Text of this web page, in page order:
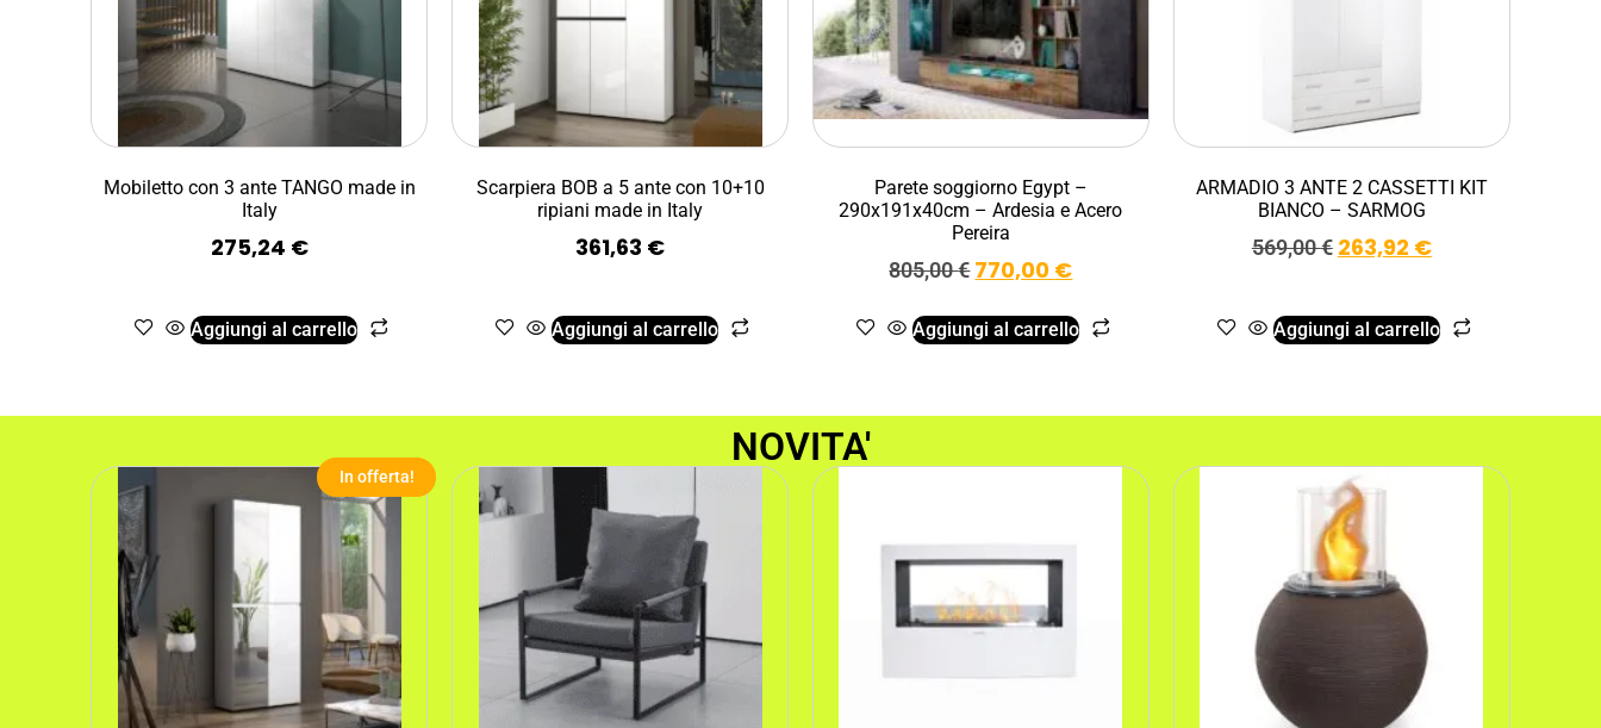
Mobiletto con 3 ante TANGO made in
Italy
275,24 €
Aggiungi al carrello
Scarpiera BOB a 5 ante con 10+10
ripiani made in Italy
361,63 €
Aggiungi al carrello
Parete soggiorno Egypt –
290x191x40cm – Ardesia e Acero
Pereira
805,00€ 770,00 €
Aggiungi al carrello
ARMADIO 3 ANTE 2 CASSETTI KIT
BIANCO – SARMOG
569,00€ 263,92 €
Aggiungi al carrello
NOVITA'
In offerta!